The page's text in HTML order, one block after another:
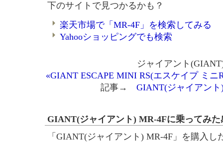
下のサイトで見つかるかも？
楽天市場で「MR-4F」を検索してみる
Yahooショッピングでも検索
ジャイアント
«GIANT ESCAPE MINI RS(エスケイプ ミニ
記事→ GIANT(ジャイアント
GIANT(ジャイアント) MR-4Fに乗ってみ
「GIANT(ジャイアント) MR-4F」を購入